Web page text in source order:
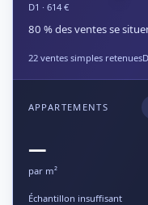
D1 · 614 €
80 % des ventes se
22 ventes simples retenues
APPARTEMENTS
—
par m²
Échantillon insuffisant